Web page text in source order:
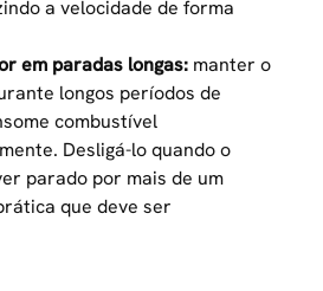
a velocidade de forma
em paradas longas: manter o
longos períodos de
combustível
Desligá-lo quando o
parado por mais de um
que deve ser